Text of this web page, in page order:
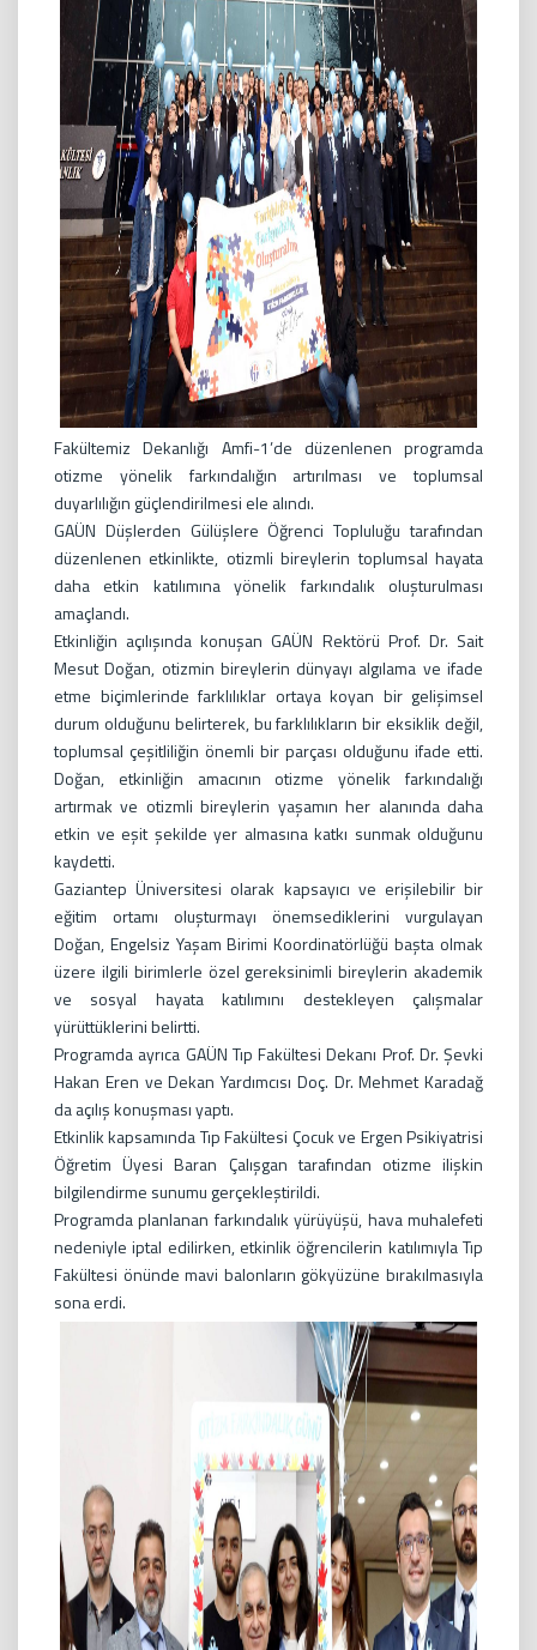
Fakültemiz Dekanlığı Amfi-1’de düzenlenen programda
otizme yönelik farkındalığın artırılması ve toplumsal
duyarlılığın güçlendirilmesi ele alındı.
GAÜN Düşlerden Gülüşlere Öğrenci Topluluğu tarafından
düzenlenen etkinlikte, otizmli bireylerin toplumsal hayata
daha etkin katılımına yönelik farkındalık oluşturulması
amaçlandı.
Etkinliğin açılışında konuşan GAÜN Rektörü Prof. Dr. Sait
Mesut Doğan, otizmin bireylerin dünyayı algılama ve ifade
etme biçimlerinde farklılıklar ortaya koyan bir gelişimsel
durum olduğunu belirterek, bu farklılıkların bir eksiklik değil,
toplumsal çeşitliliğin önemli bir parçası olduğunu ifade etti.
Doğan, etkinliğin amacının otizme yönelik farkındalığı
artırmak ve otizmli bireylerin yaşamın her alanında daha
etkin ve eşit şekilde yer almasına katkı sunmak olduğunu
kaydetti.
Gaziantep Üniversitesi olarak kapsayıcı ve erişilebilir bir
eğitim ortamı oluşturmayı önemsediklerini vurgulayan
Doğan, Engelsiz Yaşam Birimi Koordinatörlüğü başta olmak
üzere ilgili birimlerle özel gereksinimli bireylerin akademik
ve sosyal hayata katılımını destekleyen çalışmalar
yürüttüklerini belirtti.
Programda ayrıca GAÜN Tıp Fakültesi Dekanı Prof. Dr. Şevki
Hakan Eren ve Dekan Yardımcısı Doç. Dr. Mehmet Karadağ
da açılış konuşması yaptı.
Etkinlik kapsamında Tıp Fakültesi Çocuk ve Ergen Psikiyatrisi
Öğretim Üyesi Baran Çalışgan tarafından otizme ilişkin
bilgilendirme sunumu gerçekleştirildi.
Programda planlanan farkındalık yürüyüşü, hava muhalefeti
nedeniyle iptal edilirken, etkinlik öğrencilerin katılımıyla Tıp
Fakültesi önünde mavi balonların gökyüzüne bırakılmasıyla
sona erdi.